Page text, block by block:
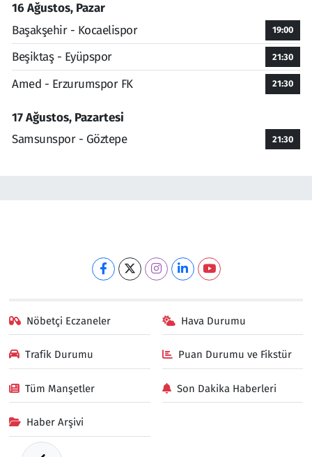
16 Ağustos, Pazar
Başakşehir - Kocaelispor
19:00
Beşiktaş - Eyüpspor 21:30
Amed - Erzurumspor FK 21:30
17 Ağustos, Pazartesi
Samsunspor - Göztepe
21:30
Nöbetçi Eczaneler Hava Durumu
Trafik Durumu Puan Durumu ve Fikstür
Tüm Manşetler Son Dakika Haberleri
Haber Arşivi